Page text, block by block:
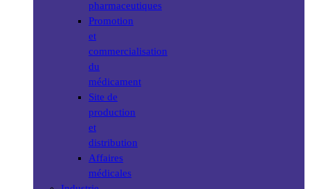
pharmaceutiques
Promotion
et
commercialisation
du
médicament
Site de
production
et
distribution
Affaires
médicales